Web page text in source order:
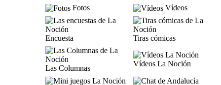
Fotos
Vídeos
Encuesta Tiras cómicas
Las Columnas
Vídeos La Noción